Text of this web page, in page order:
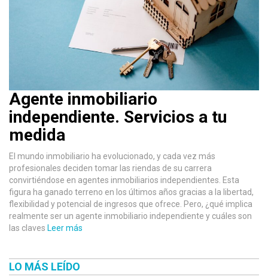
Agente inmobiliario
independiente. Servicios a tu
medida
El mundo inmobiliario ha evolucionado, y cada vez más
profesionales deciden tomar las riendas de su carrera
convirtiéndose en agentes inmobiliarios independientes. Esta
figura ha ganado terreno en los últimos años gracias a la libertad,
flexibilidad y potencial de ingresos que ofrece. Pero, ¿qué implica
realmente ser un agente inmobiliario independiente y cuáles son
las claves Leer más
LO MÁS LEÍDO